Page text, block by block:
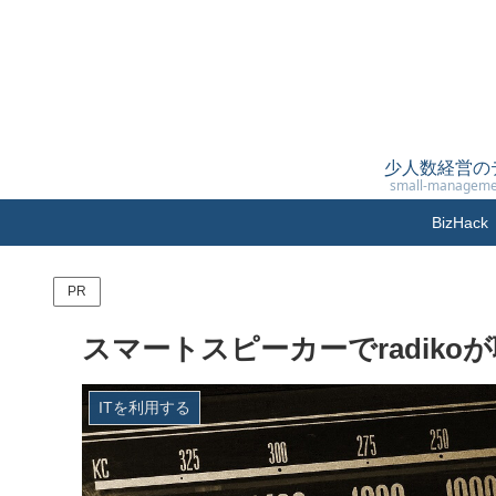
少人数経営の
small-
BizHack
PR
スマートスピーカーでradiko
ITを利用する